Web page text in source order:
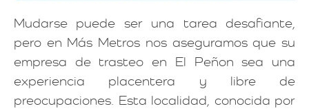
Mudarse puede ser una tarea desafiante,
pero en Más Metros nos aseguramos que su
empresa de trasteo en El Peñon sea una
experiencia placentera y libre de
preocupaciones. Esta localidad, conocida por